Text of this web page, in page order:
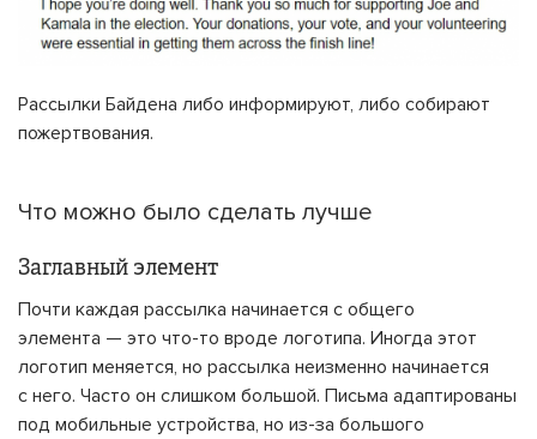
Рассылки Байдена либо информируют, либо собирают
пожертвования.
Что можно было сделать лучше
Заглавный элемент
Почти каждая рассылка начинается с общего
элемента — это что-то вроде логотипа. Иногда этот
логотип меняется, но рассылка неизменно начинается
с него. Часто он слишком большой. Письма адаптированы
под мобильные устройства, но из-за большого